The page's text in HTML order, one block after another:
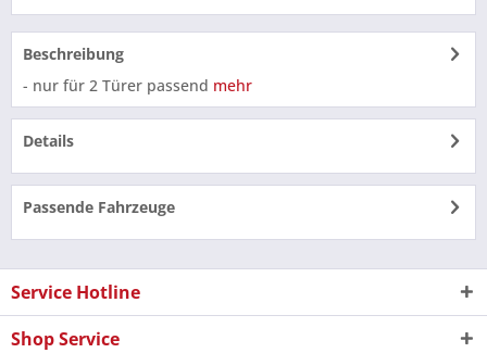
Beschreibung
- nur für 2 Türer passend mehr
Details
Passende Fahrzeuge
Service Hotline
Shop Service